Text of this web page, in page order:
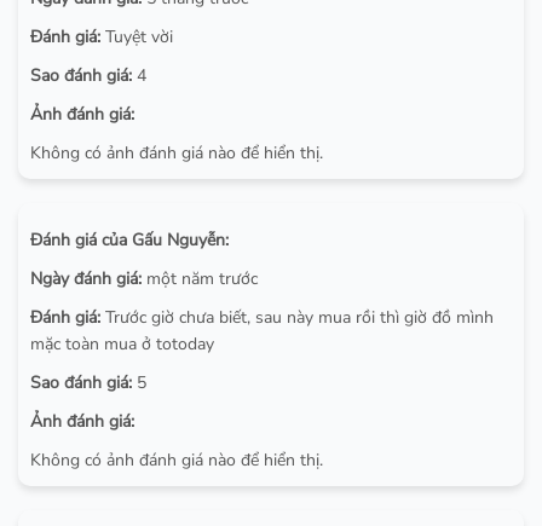
Đánh giá: Tuyệt vời
Sao đánh giá: 4
Ảnh đánh giá:
Không có ảnh đánh giá nào để hiển thị.
Đánh giá của Gấu Nguyễn:
Ngày đánh giá: một năm trước
Đánh giá: Trước giờ chưa biết, sau này mua rồi thì giờ đồ mình
mặc toàn mua ở totoday
Sao đánh giá: 5
Ảnh đánh giá:
Không có ảnh đánh giá nào để hiển thị.